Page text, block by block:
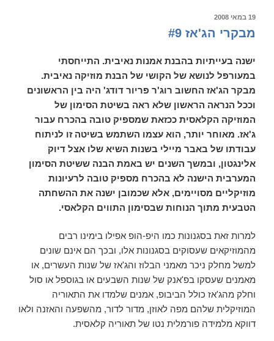
פורסם
19 במאי 2008
מבקרי הג'אז #9
ישנה בעייתיות בהבנת אמנות נאיבית. התייחסתי
במעורפל לנושא של הקושי של הבנת מוזיקה נאיבית.
מבקר הג'אז החשוב רוג'ר פריור דודג' היה בין הראשונים
וככל הנראה הראשון שלא ראה בשיטת הסימון של
המוזיקה הקלאסית ככזאת שמספיק טובה בהכרח עבור
ג'אז. מאוחר יותר, הוא עצמו השתמש בשיטה זו לניתוח
עבודתו של באבר מיילי בשנות השיא שלו אצל דיוק
אלינגטון, ובמשך השנים יש באמת הבנה ששיטת הסימון
המערבית הישנה לא בהכרח מספיק טובה לרעיונות
מוזיקליים מסויימים, אלא שכמובן ישנה את ההשחתה
הטבעית מתוך הנוחות שבסימון התווים הקלאסי.
למרות זאת בסגנונות כמו היפ-הופ אפילו בימינו רבים
מהמוזיקאים שעסוקים בסגנונות אלו, ובכך הם אינם שונים
למשל מחלק ניכר מאמני הבלוז והג'אז של שנות העשרים, או
מאמנים שעסקו בפ'אנק של שנות השבעים או בגוספל או סול
וחלק מהג'אז כולל הביבופ, אמנים שלמדו את התאוריה
המוזיקלית שלהם מפה לאוזן, מדור לדור, מהשפעה והאזנה ולאו
דווקא מלמידה פורמלית נטו של תאוריה קלאסית.